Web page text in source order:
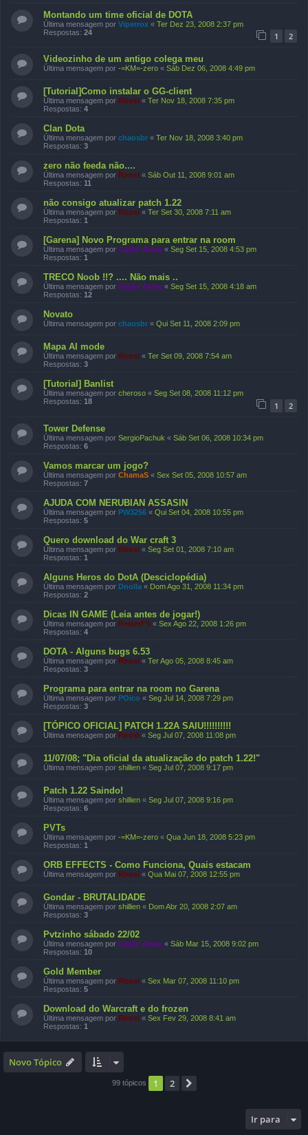
Montando um time oficial de DOTA
Última mensagem por Viperrox « Ter Dez 23, 2008 2:37 pm
Respostas: 24 1 2
Videozinho de um antigo colega meu
Última mensagem por -=KM=-zero « Sáb Dez 06, 2008 4:49 pm
[Tutorial]Como instalar o GG-client
Última mensagem por Riroxi « Ter Nov 18, 2008 7:35 pm
Respostas: 4
Clan Dota
Última mensagem por chaosbr « Ter Nov 18, 2008 3:40 pm
Respostas: 3
zero não feeda não....
Última mensagem por Riroxi « Sáb Out 11, 2008 9:01 am
Respostas: 11
não consigo atualizar patch 1.22
Última mensagem por Riroxi « Ter Set 30, 2008 7:11 am
Respostas: 1
[Garena] Novo Programa para entrar na room
Última mensagem por Giglio Away « Seg Set 15, 2008 4:53 pm
Respostas: 1
TRECO Noob !!? .... Não mais ..
Última mensagem por Giglio Away « Seg Set 15, 2008 4:18 am
Respostas: 12
Novato
Última mensagem por chaosbr « Qui Set 11, 2008 2:09 pm
Mapa AI mode
Última mensagem por Riroxi « Ter Set 09, 2008 7:54 am
Respostas: 3
[Tutorial] Banlist
Última mensagem por cheroso « Seg Set 08, 2008 11:12 pm
Respostas: 18 1 2
Tower Defense
Última mensagem por SergioPachuk « Sáb Set 06, 2008 10:34 pm
Respostas: 6
Vamos marcar um jogo?
Última mensagem por ChamaS « Sex Set 05, 2008 10:57 am
Respostas: 7
AJUDA COM NERUBIAN ASSASIN
Última mensagem por PW3256 « Qui Set 04, 2008 10:55 pm
Respostas: 5
Quero download do War craft 3
Última mensagem por Riroxi « Seg Set 01, 2008 7:10 am
Respostas: 1
Alguns Heros do DotA (Desciclopédia)
Última mensagem por Dnolla « Dom Ago 31, 2008 11:34 pm
Respostas: 2
Dicas IN GAME (Leia antes de jogar!)
Última mensagem por ReiserFS « Sex Ago 22, 2008 1:26 pm
Respostas: 4
DOTA - Alguns bugs 6.53
Última mensagem por Riroxi « Ter Ago 05, 2008 8:45 am
Respostas: 3
Programa para entrar na room no Garena
Última mensagem por POico « Seg Jul 14, 2008 7:29 pm
Respostas: 3
[TÓPICO OFICIAL] PATCH 1.22A SAIU!!!!!!!!!!
Última mensagem por Riroxi « Seg Jul 07, 2008 11:08 pm
11/07/08; "Dia oficial da atualização do patch 1.22!"
Última mensagem por shillien « Seg Jul 07, 2008 9:17 pm
Patch 1.22 Saindo!
Última mensagem por shillien « Seg Jul 07, 2008 9:16 pm
Respostas: 6
PVTs
Última mensagem por -=KM=-zero « Qua Jun 18, 2008 5:23 pm
Respostas: 1
ORB EFFECTS - Como Funciona, Quais estacam
Última mensagem por Riroxi « Qua Mai 07, 2008 12:55 pm
Gondar - BRUTALIDADE
Última mensagem por shillien « Dom Abr 20, 2008 2:07 am
Respostas: 3
Pvtzinho sábado 22/02
Última mensagem por Giglio Away « Sáb Mar 15, 2008 9:02 pm
Respostas: 10
Gold Member
Última mensagem por Riroxi « Sex Mar 07, 2008 11:10 pm
Respostas: 5
Download do Warcraft e do frozen
Última mensagem por Riroxi « Sex Fev 29, 2008 8:41 am
Respostas: 1
Novo Tópico
99 tópicos 1 2
Ir para